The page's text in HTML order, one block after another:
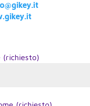
(richiesto)